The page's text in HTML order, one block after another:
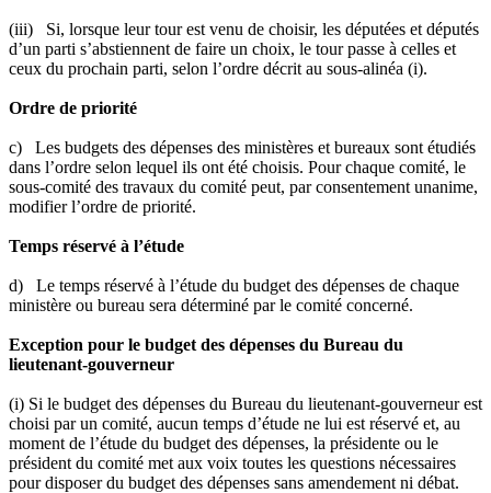
(iii) Si, lorsque leur tour est venu de choisir, les députées et députés
d’un parti s’abstiennent de faire un choix, le tour passe à celles et
ceux du prochain parti, selon l’ordre décrit au sous-alinéa (i).
Ordre de priorité
c) Les budgets des dépenses des ministères et bureaux sont étudiés
dans l’ordre selon lequel ils ont été choisis. Pour chaque comité, le
sous-comité des travaux du comité peut, par consentement unanime,
modifier l’ordre de priorité.
Temps réservé à l’étude
d) Le temps réservé à l’étude du budget des dépenses de chaque
ministère ou bureau sera déterminé par le comité concerné.
Exception pour le budget des dépenses du Bureau du
lieutenant-gouverneur
(i) Si le budget des dépenses du Bureau du lieutenant-gouverneur est
choisi par un comité, aucun temps d’étude ne lui est réservé et, au
moment de l’étude du budget des dépenses, la présidente ou le
président du comité met aux voix toutes les questions nécessaires
pour disposer du budget des dépenses sans amendement ni débat.